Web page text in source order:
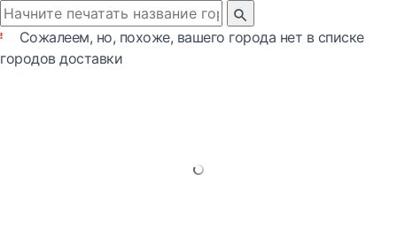
Сожалеем, но, похоже, вашего города нет в списке
городов доставки